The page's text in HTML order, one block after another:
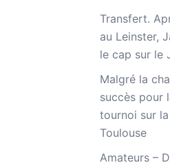
Transfert.
au Leinster,
le cap sur le
Malgré la
succès pour
tournoi sur
Toulouse
Amateurs –